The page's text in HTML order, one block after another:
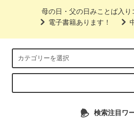
母の日・父の日みことば入り
電子書籍あります！
検索注目ワ